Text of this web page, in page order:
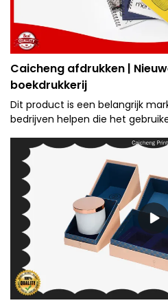
Caicheng afdrukken |
boekdrukkerij
Dit product is een belangrijk
bedrijven helpen die het